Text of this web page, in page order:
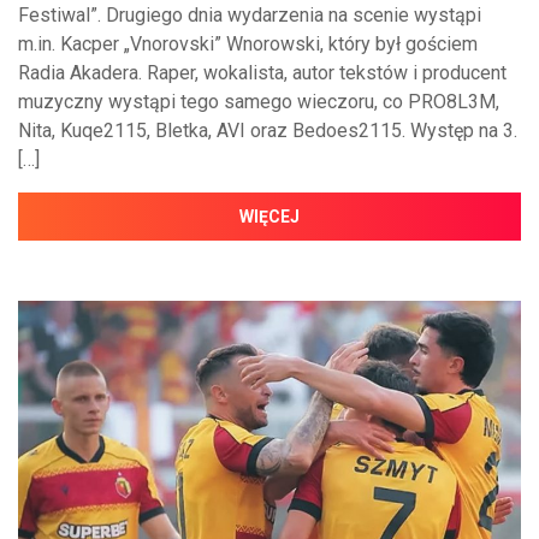
Festiwal”. Drugiego dnia wydarzenia na scenie wystąpi
m.in. Kacper „Vnorovski” Wnorowski, który był gościem
Radia Akadera. Raper, wokalista, autor tekstów i producent
muzyczny wystąpi tego samego wieczoru, co PRO8L3M,
Nita, Kuqe2115, Bletka, AVI oraz Bedoes2115. Występ na 3.
[…]
WIĘCEJ